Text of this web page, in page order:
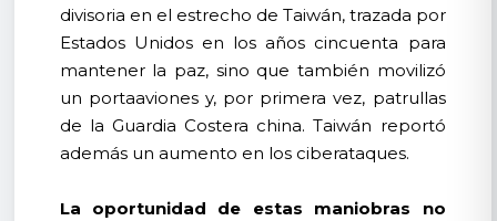
divisoria en el estrecho de Taiwán, trazada por
Estados Unidos en los años cincuenta para
mantener la paz, sino que también movilizó
un portaaviones y, por primera vez, patrullas
de la Guardia Costera china. Taiwán reportó
además un aumento en los ciberataques.
La oportunidad de estas maniobras no